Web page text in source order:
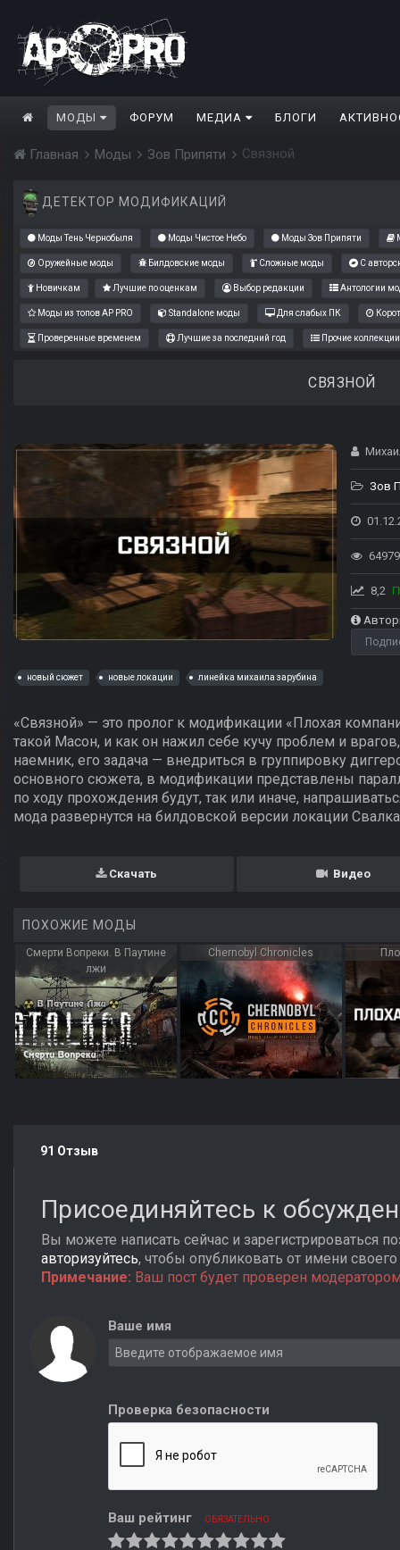
МОДЫ ФОРУМ МЕДИА БЛОГИ
Главная Моды Зов Припяти Связной
ДЕТЕКТОР МОДИФИКАЦИЙ
Моды Тень Чернобыля Моды Чистое Небо Моды Зов Припяти
Оружейные моды Билдовские моды Сложные моды С
Новичкам Лучшие по оценкам Выбор редакции Антологии
Моды из топов AP PRO Standalone моды Для слабых ПК
Проверенные временем Лучшие за последний год Прочие коллекции
СВЯЗНОЙ
Зов
8,2
новый сюжет новые локации линейка михаила зарубина
«Связной» — это пролог к модификации «Плохая
такой Масон, и как он нажил себе кучу проблем и
наемник, его задача — внедриться в группировку
основного сюжета, в модификации представлены
по ходу прохождения будут, так или иначе,
мода развернутся на билдовской версии локации
Скачать Видео
ПОХОЖИЕ МОДЫ
Смерти Вопреки. В Паутине
лжи
Chernobyl Chronicles
91 Отзыв
Присоединяйтесь к
Вы можете написать сейчас и зарегистрироваться
авторизуйтесь, чтобы опубликовать от имени своего
Примечание: Ваш пост будет проверен
Ваше имя
Проверка безопасности
Ваш рейтинг ОБЯЗАТЕЛЬНО